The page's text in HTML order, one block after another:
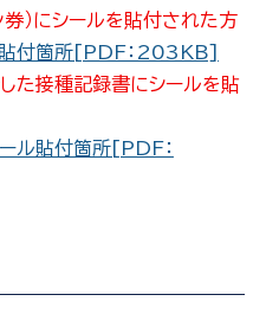
シールを貼付された方
貼付箇所[PDF：203KB]
種記録書にシールを貼
ル貼付箇所[PDF：